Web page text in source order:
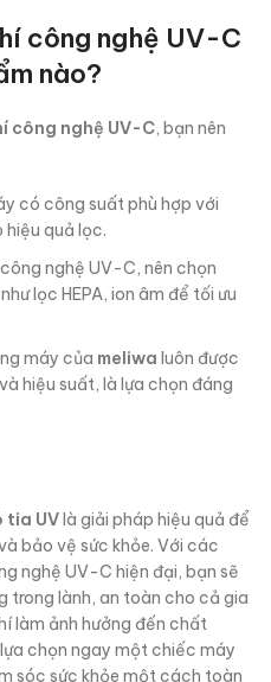
công nghệ UV-C
nào?
công nghệ UV-C, bạn nên
có công suất phù hợp với
quả lọc.
nghệ UV-C, nên chọn
lọc HEPA, ion âm để tối ưu
máy của meliwa luôn được
hiệu suất, là lựa chọn đáng
tia UVlà giải pháp hiệu quả để
bảo vệ sức khỏe. Với các
nghệ UV-C hiện đại, bạn sẽ
trong lành, an toàn cho cả gia
làm ảnh hưởng đến chất
chọn ngay một chiếc máy
sóc sức khỏe một cách toàn